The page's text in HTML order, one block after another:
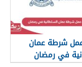
شرطة عمان
في رمضان